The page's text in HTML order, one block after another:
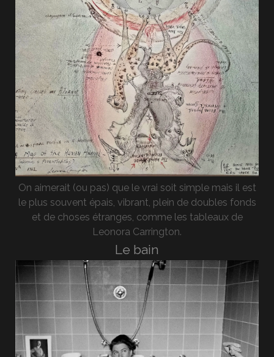
On aimerait (ou pas) que le vrai soit simple mais il est
le plus souvent épais, vibrant, plein de doubles fonds
et de choses étranges, comme les tableaux de
Leonora Carrington.
Le bain